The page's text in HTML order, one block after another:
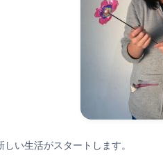
い生活がスタートします。